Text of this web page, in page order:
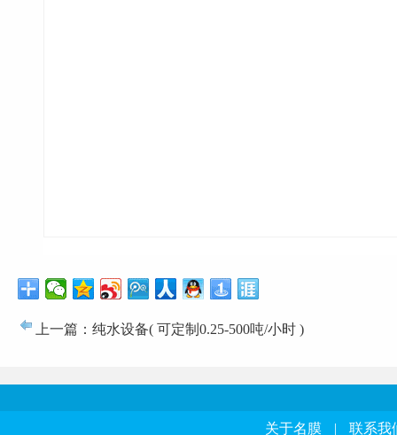
上一篇：纯水设备( 可定制0.25-500吨/小时 )
关于名膜 | 联系我